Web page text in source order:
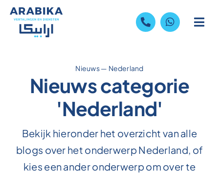
Skip
content
Nieuws— Nederland
Nieuws categorie
'Nederland'
Bekijk hieronder het overzicht van alle
blogs over het onderwerp Nederland, of
kies een ander onderwerp om over te